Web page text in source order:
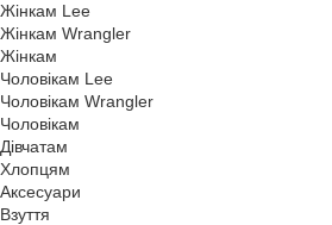
Жінкам Lee
Жінкам Wrangler
Жінкам
Чоловікам Lee
Чоловікам Wrangler
Чоловікам
Дівчатам
Хлопцям
Аксесуари
Взуття